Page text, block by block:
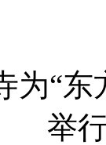
为“
举